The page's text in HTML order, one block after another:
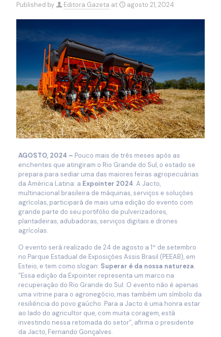
Published by Editora Gazeta at agosto 21, 2024
AGOSTO, 2024 – Pouco mais de três meses após as
enchentes que atingiram o Rio Grande do Sul, o estado se
prepara para sediar uma das maiores feiras agropecuárias
da América Latina: a Expointer 2024. A Jacto,
multinacional brasileira de máquinas, serviços e soluções
agrícolas, participará de mais uma edição do evento com
grande parte do seu portifólio de pulverizadores,
plantadeiras, adubadoras, serviços digitais e drones
agrícolas.
O evento será realizado de 24 de agosto a 1º de setembro
no Parque Estadual de Exposições Assis Brasil (PEEAB), em
Esteio, e tem como slogan: Superar é da nossa natureza.
“Essa edição da Expointer representa um marco na
recuperação do Rio Grande do Sul. O evento não é apenas
uma vitrine para o agronegócio, mas também um símbolo da
resiliência do povo gaúcho. Para a Jacto é uma honra estar
ao lado do agricultor que, com muita coragem, está
investindo nessa retomada do setor”, afirma o presidente
da Jacto, Fernando Gonçalves.